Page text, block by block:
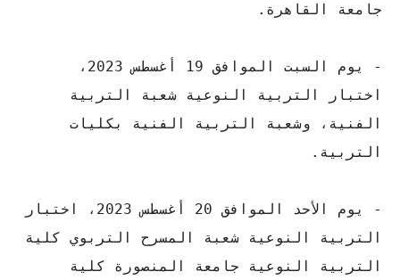
جامعة القاهرة.
- يوم السبت الموافق 19 أغسطس 2023،
اختبار التربية النوعية شعبة التربية
الفنية، وشعبة التربية الفنية بكليات
التربية.
- يوم الأحد الموافق 20 أغسطس 2023، اختبار
التربية النوعية شعبة المسرح التربوي كلية
التربية النوعية جامعة المنصورة كلية